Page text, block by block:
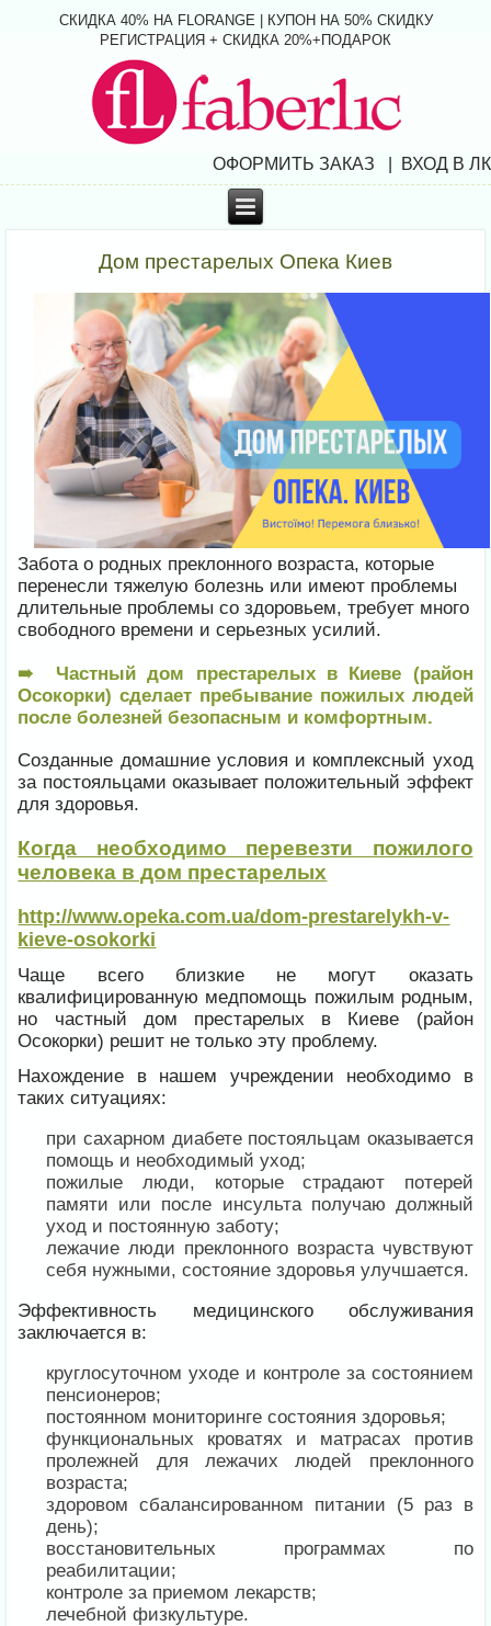
СКИДКА 40% НА FLORANGE | КУПОН НА 50% СКИДКУ
РЕГИСТРАЦИЯ + СКИДКА 20%+ПОДАРОК
ОФОРМИТЬ ЗАКАЗ | ВХОД В ЛК
Дом престарелых Опека Киев
Забота о родных преклонного возраста, которые
перенесли тяжелую болезнь или имеют проблемы
длительные проблемы со здоровьем, требует много
свободного времени и серьезных усилий.
➠ Частный дом престарелых в Киеве (район
Осокорки) сделает пребывание пожилых людей
после болезней безопасным и комфортным.
Созданные домашние условия и комплексный уход
за постояльцами оказывает положительный эффект
для здоровья.
Когда необходимо перевезти пожилого
человека в дом престарелых
http://www.opeka.com.ua/dom-prestarelykh-v-
kieve-osokorki
Чаще всего близкие не могут оказать
квалифицированную медпомощь пожилым родным,
но частный дом престарелых в Киеве (район
Осокорки) решит не только эту проблему.
Нахождение в нашем учреждении необходимо в
таких ситуациях:
при сахарном диабете постояльцам оказывается
помощь и необходимый уход;
пожилые люди, которые страдают потерей
памяти или после инсульта получаю должный
уход и постоянную заботу;
лежачие люди преклонного возраста чувствуют
себя нужными, состояние здоровья улучшается.
Эффективность медицинского обслуживания
заключается в:
круглосуточном уходе и контроле за состоянием
пенсионеров;
постоянном мониторинге состояния здоровья;
функциональных кроватях и матрасах против
пролежней для лежачих людей преклонного
возраста;
здоровом сбалансированном питании (5 раз в
день);
восстановительных программах по
реабилитации;
контроле за приемом лекарств;
лечебной физкультуре.